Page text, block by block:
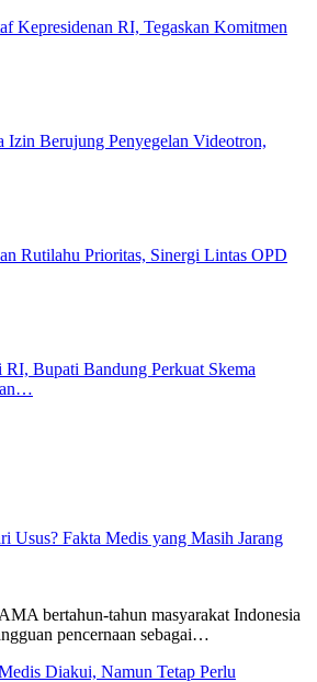
Kepresidenan RI, Tegaskan Komitmen
Izin Berujung Penyegelan Videotron,
Rutilahu Prioritas, Sinergi Lintas OPD
Bupati Bandung Perkuat Skema
Usus? Fakta Medis yang Masih Jarang
bertahun-tahun masyarakat Indonesia
pencernaan sebagai…
Diakui, Namun Tetap Perlu